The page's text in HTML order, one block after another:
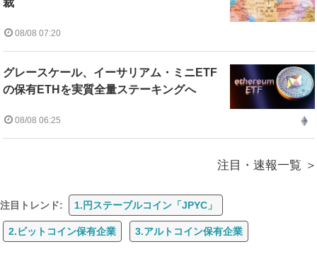
裁
08/08 07:20
グレースケール、イーサリアム・ミニETF
の保有ETHを実質全量ステーキングへ
08/08 06:25
注目・速報一覧
注目トレンド: 1.円ステーブルコイン「JPYC」
2.ビットコイン保有企業 3.アルトコイン保有企業